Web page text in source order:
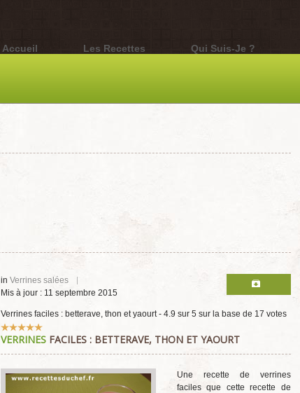
Accueil Les Recettes Qui Suis-Je ?
inVerrines salées
Mis à jour : 11 septembre 2015
Verrines faciles : betterave, thon et yaourt-4.9 sur5 sur la base de 17 votes
Vote
utilisateur:5 /5
VERRINES FACILES : BETTERAVE, THON ET YAOURT
Une recette de verrines
faciles que cette recette de